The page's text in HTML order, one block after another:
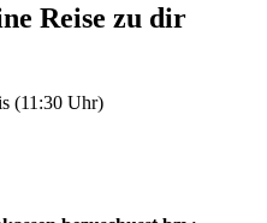
Reise zu dir
(11:30 Uhr)